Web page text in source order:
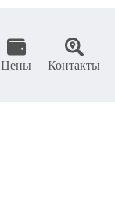
Цены Контакты